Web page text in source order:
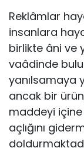
Reklâmlar
insanlara
birlikte âni ve
vaâdinde
yanılsamaya
ancak bir
maddeyi
açlığını